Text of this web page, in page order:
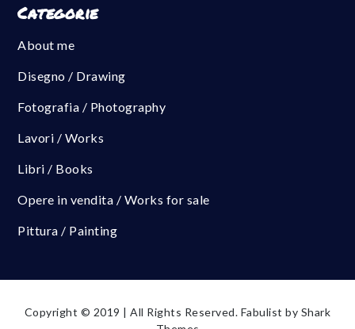
Categorie
About me
Disegno / Drawing
Fotografia / Photography
Lavori / Works
Libri / Books
Opere in vendita / Works for sale
Pittura / Painting
Copyright © 2019 | All Rights Reserved. Fabulist by Shark